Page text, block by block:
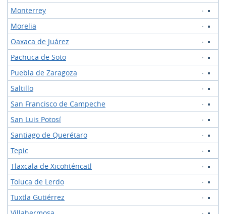
Monterrey
Morelia
Oaxaca de Juárez
Pachuca de Soto
Puebla de Zaragoza
Saltillo
San Francisco de Campeche
San Luis Potosí
Santiago de Querétaro
Tepic
Tlaxcala de Xicohténcatl
Toluca de Lerdo
Tuxtla Gutiérrez